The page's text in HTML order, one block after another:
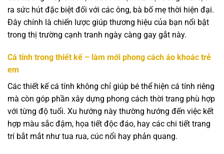
ra sức hút đặc biệt đối với các ông, bà bố mẹ thời hiện đại.
Đây chính là chiến lược giúp thương hiệu của bạn nổi bật
trong thị trường cạnh tranh ngày càng gay gắt này.
Cá tính trong thiết kế – làm mới phong cách áo khoác trẻ
em
Các thiết kế cá tính không chỉ giúp bé thể hiện cá tính riêng
mà còn góp phần xây dựng phong cách thời trang phù hợp
với từng độ tuổi. Xu hướng này thường hướng đến việc kết
hợp màu sắc đậm, họa tiết độc đáo, hay các chi tiết trang
trí bắt mắt như tua rua, cúc nổi hay phản quang.